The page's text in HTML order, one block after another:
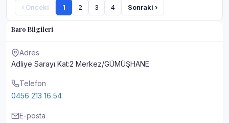
Baro Bilgileri
Adres
Adliye Sarayı Kat:2 Merkez/GÜMÜŞHANE
Telefon
0456 213 16 54
E-posta
‹ Önceki
1 2 3 4 Sonraki ›